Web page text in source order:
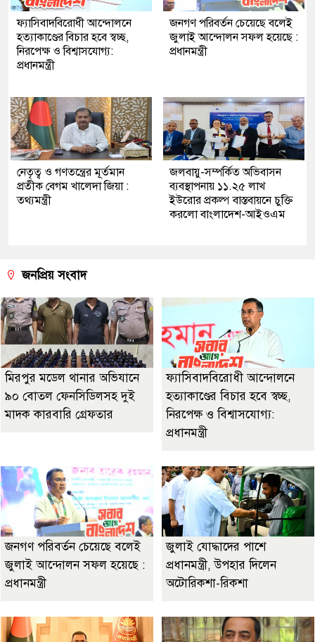
ফ্যাসিবাদবিরোধী আন্দোলনে
হত্যাকাণ্ডের বিচার হবে স্বচ্ছ,
নিরপেক্ষ ও বিশ্বাসযোগ্য:
প্রধানমন্ত্রী
জনগণ পরিবর্তন চেয়েছে বলেই
জুলাই আন্দোলন সফল হয়েছে :
প্রধানমন্ত্রী
নেতৃত্ব ও গণতন্ত্রের মূর্তমান
প্রতীক বেগম খালেদা জিয়া :
তথ্যমন্ত্রী
জলবায়ু-সম্পর্কিত অভিবাসন
ব্যবস্থাপনায় ১১.২৫ লাখ
ইউরোর প্রকল্প বাস্তবায়নে চুক্তি
করলো বাংলাদেশ-আইওএম
জনপ্রিয় সংবাদ
মিরপুর মডেল থানার অভিযানে
৯০ বোতল ফেনসিডিলসহ দুই
মাদক কারবারি গ্রেফতার
ফ্যাসিবাদবিরোধী আন্দোলনে
হত্যাকাণ্ডের বিচার হবে স্বচ্ছ,
নিরপেক্ষ ও বিশ্বাসযোগ্য:
প্রধানমন্ত্রী
জনগণ পরিবর্তন চেয়েছে বলেই
জুলাই আন্দোলন সফল হয়েছে :
প্রধানমন্ত্রী
জুলাই যোদ্ধাদের পাশে
প্রধানমন্ত্রী, উপহার দিলেন
অটোরিকশা-রিকশা